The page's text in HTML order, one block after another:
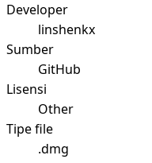
Developer
linshenkx
Sumber
GitHub
Lisensi
Other
Tipe file
.dmg